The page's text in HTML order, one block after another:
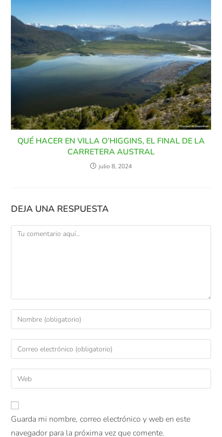
QUÉ HACER EN VILLA O’HIGGINS, EL FINAL DE LA
CARRETERA AUSTRAL
julio 8, 2024
DEJA UNA RESPUESTA
Guarda mi nombre, correo electrónico y web en este
navegador para la próxima vez que comente.